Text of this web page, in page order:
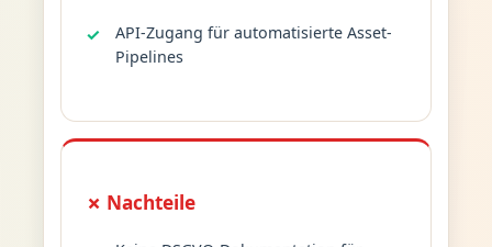
API-Zugang für automatisierte Asset-
Pipelines
✗ Nachteile